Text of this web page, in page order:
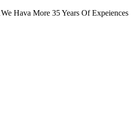
We Hava More 35 Years Of Expeiences